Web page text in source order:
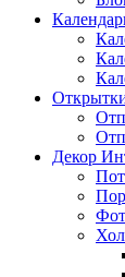
Декор